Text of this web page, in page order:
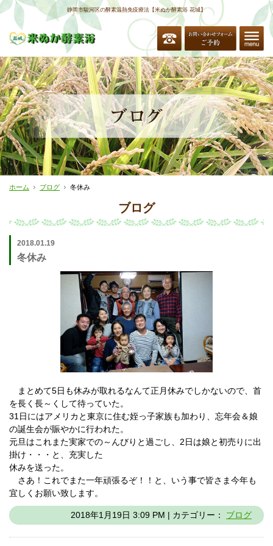
静岡市駿河区の酵素温熱免疫療法【米ぬか酵素浴 花城】
ホーム ブログ 冬休み
ブログ
2018.01.19
冬休み
まとめて5日も休みが取れるなんて正月休みでしかないので、首
を長く長～くして待っていた。
31日にはアメリカと東京に住む姪っ子家族も加わり、忘年会＆娘
の誕生会が賑やかに行われた。
元旦はこれまた実家での～んびりと過ごし、2日は娘と初売りに出
掛け・・・と、充実した
休みを送った。
さあ！これでまた一年頑張るぞ！！と、いう事で皆さま今年も
宜しくお願い致します。
2018年1月19日 3:09 PM | カテゴリー： ブログ